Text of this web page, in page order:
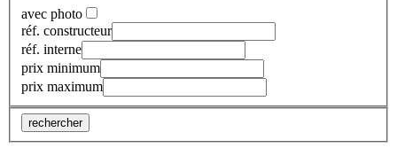
avec photo
réf. constructeur
réf. interne
prix minimum
prix maximum
rechercher